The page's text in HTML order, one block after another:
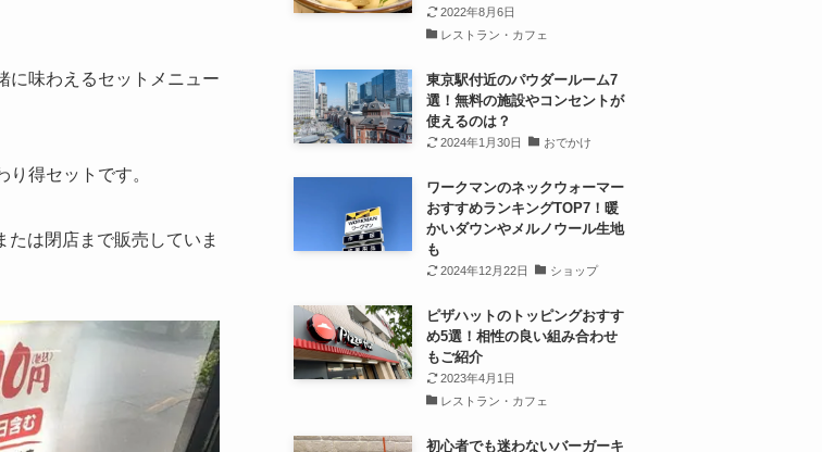
に味わえるセットメニュー
得セットです。
は閉店まで販売していま
2022年8月6日
レストラン・カフェ
東京駅付近のパウダールーム7
選！無料の施設やコンセントが
使えるのは？
2024年1月30日 おでかけ
ワークマンのネックウォーマー
おすすめランキングTOP7！暖
かいダウンやメルノウール生地
も
2024年12月22日 ショップ
ピザハットのトッピングおすす
め5選！相性の良い組み合わせ
もご紹介
2023年4月1日
レストラン・カフェ
初心者でも迷わないバーガーキ